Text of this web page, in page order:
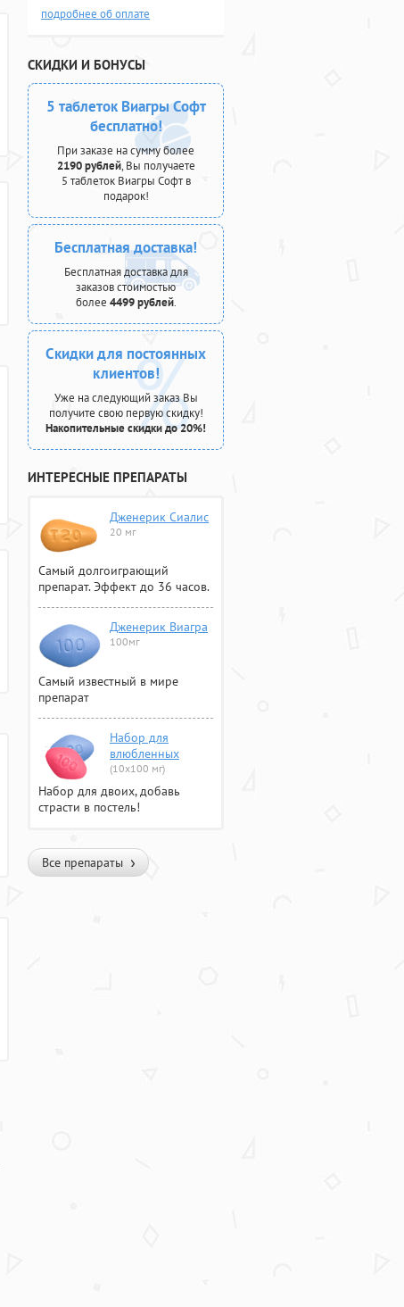
подробнее об оплате
СКИДКИ И БОНУСЫ
5 таблеток Виагры Софт
бесплатно!
При заказе на сумму более
2190 рублей, Вы получаете
5 таблеток Виагры Софт в
подарок!
Бесплатная доставка!
Бесплатная доставка для
заказов стоимостью
более 4499 рублей.
Скидки для постоянных
клиентов!
Уже на следующий заказ Вы
получите свою первую скидку!
Накопительные скидки до 20%!
ИНТЕРЕСНЫЕ ПРЕПАРАТЫ
Дженерик Сиалис
20 мг
Самый долгоиграющий
препарат. Эффект до 36 часов.
Дженерик Виагра
100мг
Самый известный в мире
препарат
Набор для
влюбленных
(10х100 мг)
Набор для двоих, добавь
страсти в постель!
Все препараты